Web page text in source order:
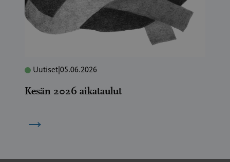
Uutiset 05.06.2026
Kesän 2026 aikataulut
→